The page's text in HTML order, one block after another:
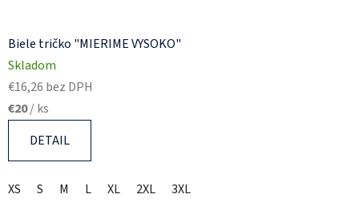
Biele tričko "MIERIME VYSOKO"
Skladom
€16,26 bez DPH
€20/ ks
DETAIL
XS S M L XL 2XL 3XL